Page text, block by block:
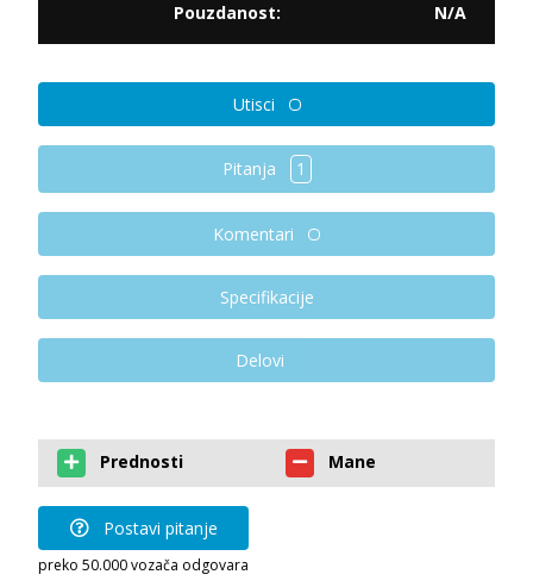
Pouzdanost:
N/A
Utisci
Pitanja 1
Komentari
Specifikacije
Delovi
Prednosti Mane
Postavi pitanje
preko 50.000 vozača odgovara